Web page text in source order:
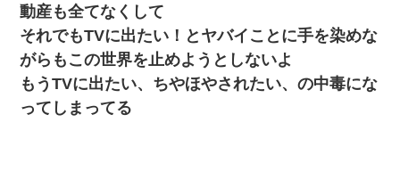
婚活パーティーでよく会う美女がいた。こんな完璧な容姿を持っ
てしても結婚て難しいんだなぁ…と思ってた
【画像】女の子「お母さん！！私ようやくファッションモデルに
選ばれたの！絶対見に来てね！」→悲しい結果がこれ・・・
動産も全てなくして
それでもTVに出たい！とヤバイことに手を染めな
がらもこの世界を止めようとしないよ
もうTVに出たい、ちやほやされたい、の中毒にな
ってしまってる